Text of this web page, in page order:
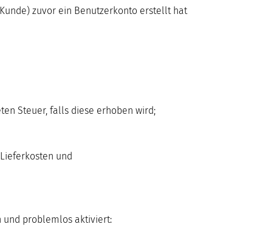
zuvor ein Benutzerkonto erstellt hat
Steuer, falls diese erhoben wird;
und
und problemlos aktiviert: